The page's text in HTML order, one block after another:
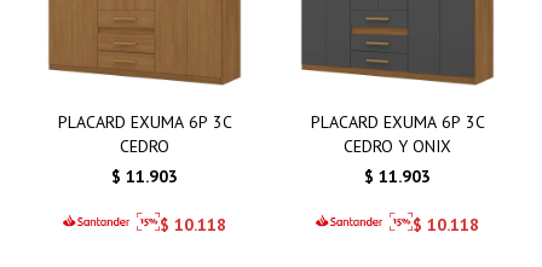
PLACARD EXUMA 6P 3C
CEDRO
$ 11.903
$ 10.118
PLACARD EXUMA 6P 3C
CEDRO Y ONIX
$ 11.903
$ 10.118